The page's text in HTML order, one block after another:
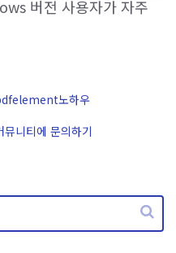
버전 사용자가 자주
노하우
뮤니티에 문의하기